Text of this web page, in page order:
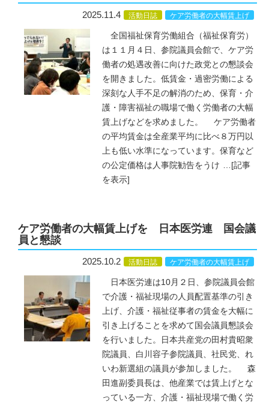
2025.11.4 活動日誌 ケア労働者の大幅賃上げ
全国福祉保育労働組合（福祉保育労）
は１１月４日、参院議員会館で、ケア労
働者の処遇改善に向けた政党との懇談会
を開きました。低賃金・過密労働による
深刻な人手不足の解消のため、保育・介
護・障害福祉の職場で働く労働者の大幅
賃上げなどを求めました。 ケア労働者
の平均賃金は全産業平均に比べ８万円以
上も低い水準になっています。保育など
の公定価格は人事院勧告をうけ … [記事
を表示]
ケア労働者の大幅賃上げを 日本医労連 国会議
員と懇談
2025.10.2 活動日誌 ケア労働者の大幅賃上げ
日本医労連は10月２日、参院議員会館
で介護・福祉現場の人員配置基準の引き
上げ、介護・福祉従事者の賃金を大幅に
引き上げることを求めて国会議員懇談会
を行いました。日本共産党の田村貴昭衆
院議員、白川容子参院議員、社民党、れ
いわ新選組の議員が参加しました。 森
田進副委員長は、他産業では賃上げとな
っている一方、介護・福祉現場で働く労